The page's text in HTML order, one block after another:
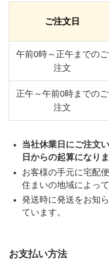
ご注文日
午前0時～正午までのご
注文
正午～午前0時までのご
注文
当社休業日にご注文
日からの起算になりま
お客様の手元に宅配
住まいの地域によっ
発送時に発送をお知
ています。
お支払い方法